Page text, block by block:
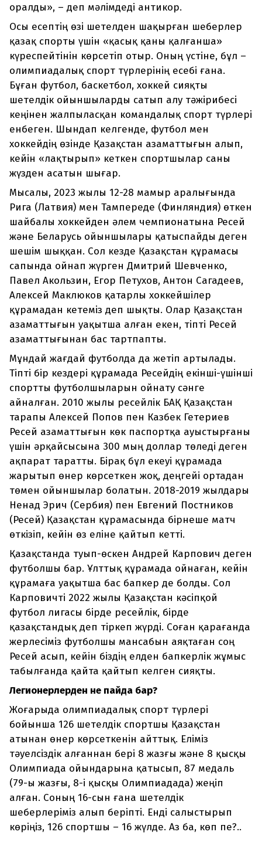
оралды», – деп мәлімдеді антикор.
Осы есептің өзі шетелден шақырған шеберлер
қазақ спорты үшін «қасық қаны қалғанша»
күреспейтінін көрсетіп отыр. Оның үстіне, бұл –
олимпиадалық спорт түрлерінің есебі ғана.
Бұған футбол, баскетбол, хоккей сияқты
шетелдік ойыншыларды сатып алу тәжірибесі
кеңінен жалпыласқан командалық спорт түрлері
енбеген. Шындап келгенде, футбол мен
хоккейдің өзінде Қазақстан азаматтығын алып,
кейін «лақтырып» кеткен спортшылар саны
жүзден асатын шығар.
Мысалы, 2023 жылы 12-28 мамыр аралығында
Рига (Латвия) мен Тампереде (Финляндия) өткен
шайбалы хоккейден әлем чемпионатына Ресей
және Беларусь ойыншылары қатыспайды деген
шешім шыққан. Сол кезде Қазақстан құрамасы
сапында ойнап жүрген Дмитрий Шевченко,
Павел Акользин, Егор Петухов, Антон Сагадеев,
Алексей Маклюков қатарлы хоккейшілер
құрамадан кетеміз деп шықты. Олар Қазақстан
азаматтығын уақытша алған екен, тіпті Ресей
азаматтығынан бас тартпапты.
Мұндай жағдай футболда да жетіп артылады.
Тіпті бір кездері құрамада Ресейдің екінші-үшінші
спортты футболшыларын ойнату сәнге
айналған. 2010 жылы ресейлік БАҚ Қазақстан
тарапы Алексей Попов пен Казбек Гетериев
Ресей азаматтығын көк паспортқа ауыстырғаны
үшін әрқайсысына 300 мың доллар төледі деген
ақпарат таратты. Бірақ бұл екеуі құрамада
жарытып өнер көрсеткен жоқ, деңгейі ортадан
төмен ойыншылар болатын. 2018-2019 жылдары
Ненад Эрич (Сербия) пен Евгений Постников
(Ресей) Қазақстан құрамасында бірнеше матч
өткізіп, кейін өз еліне қайтып кетті.
Қазақстанда туып-өскен Андрей Карпович деген
футболшы бар. Ұлттық құрамада ойнаған, кейін
құрамаға уақытша бас бапкер де болды. Сол
Карповичті 2022 жылы Қазақстан кәсіпқой
футбол лигасы бірде ресейлік, бірде
қазақстандық деп тіркеп жүрді. Соған қарағанда
жерлесіміз футболшы мансабын аяқтаған соң
Ресей асып, кейін біздің елден бапкерлік жұмыс
табылғанда қайта қайтып келген сияқты.
Легионерлерден не пайда бар?
Жоғарыда олимпиадалық спорт түрлері
бойынша 126 шетелдік спортшы Қазақстан
атынан өнер көрсеткенін айттық. Еліміз
тәуелсіздік алғаннан бері 8 жазғы және 8 қысқы
Олимпиада ойындарына қатысып, 87 медаль
(79-ы жазғы, 8-і қысқы Олимпиадада) жеңіп
алған. Соның 16-сын ғана шетелдік
шеберлеріміз алып беріпті. Енді салыстырып
көріңіз, 126 спортшы – 16 жүлде. Аз ба, көп пе?..